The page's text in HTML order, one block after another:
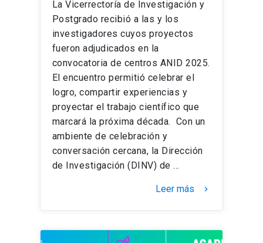
La Vicerrectoría de Investigación y
Postgrado recibió a las y los
investigadores cuyos proyectos
fueron adjudicados en la
convocatoria de centros ANID 2025.
El encuentro permitió celebrar el
logro, compartir experiencias y
proyectar el trabajo científico que
marcará la próxima década. Con un
ambiente de celebración y
conversación cercana, la Dirección
de Investigación (DINV) de …
Leer más keyboard_arrow_right